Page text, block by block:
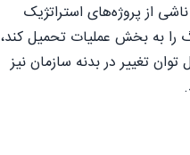
از پروژه‌های استراتژیک
را به بخش عملیات تحمیل کند،
تغییر در بدنه سازمان نیز